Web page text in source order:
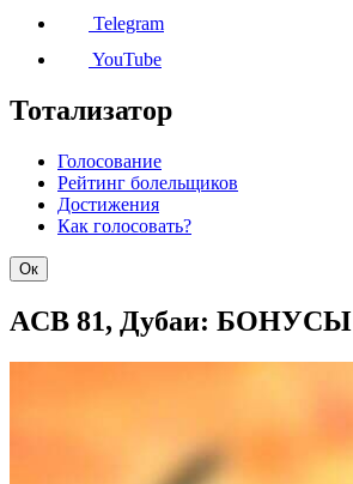
Telegram
YouTube
Тотализатор
Голосование
Рейтинг болельщиков
Достижения
Как голосовать?
Ок
ACB 81, Дубаи: БОНУСЫ